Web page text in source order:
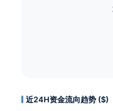
近24H资金流向趋势 ($)